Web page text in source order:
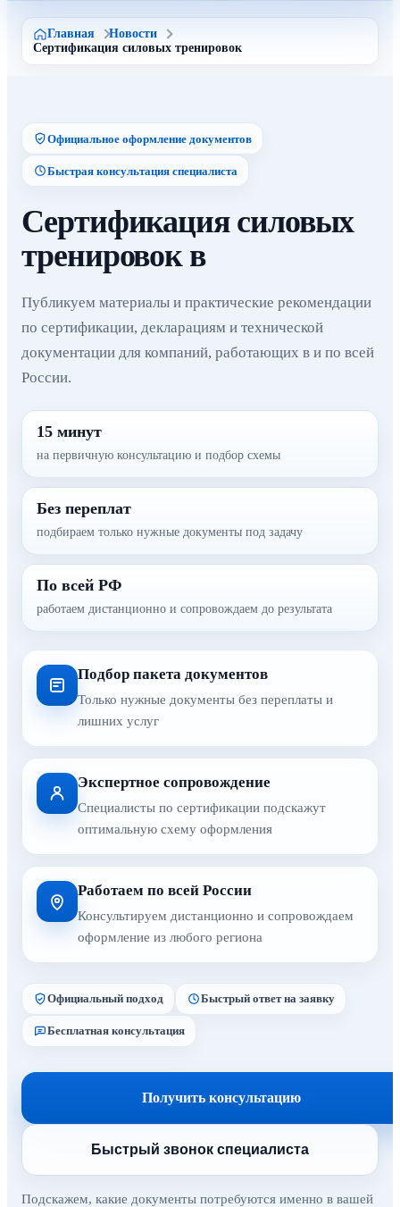
Главная
Новости
Сертификация силовых тренировок
Официальное оформление документов
Быстрая консультация специалиста
Сертификация силовых
тренировок в
Публикуем материалы и практические рекомендации
по сертификации, декларациям и технической
документации для компаний, работающих в и по всей
России.
15 минут
на первичную консультацию и подбор схемы
Без переплат
подбираем только нужные документы под задачу
По всей РФ
работаем дистанционно и сопровождаем до результата
Подбор пакета документов
Только нужные документы без переплаты и
лишних услуг
Экспертное сопровождение
Специалисты по сертификации подскажут
оптимальную схему оформления
Работаем по всей России
Консультируем дистанционно и сопровождаем
оформление из любого региона
Официальный подход Быстрый ответ на заявку
Бесплатная консультация
Получить консультацию
Быстрый звонок специалиста
Подскажем, какие документы потребуются именно в вашей